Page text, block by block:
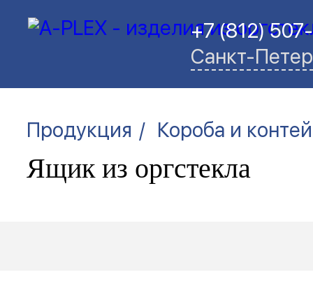
+7 (812)
Санкт-
Продукция / Короба и
Ящик из оргстекла